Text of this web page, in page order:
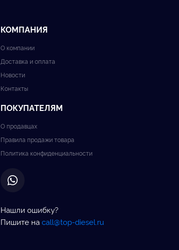
КОМПАНИЯ
О компании
Доставка и оплата
Новости
Контакты
ПОКУПАТЕЛЯМ
О продавцах
Правила продажи товара
Политика конфиденциальности
Нашли ошибку?
Пишите наcall@top-diesel.ru